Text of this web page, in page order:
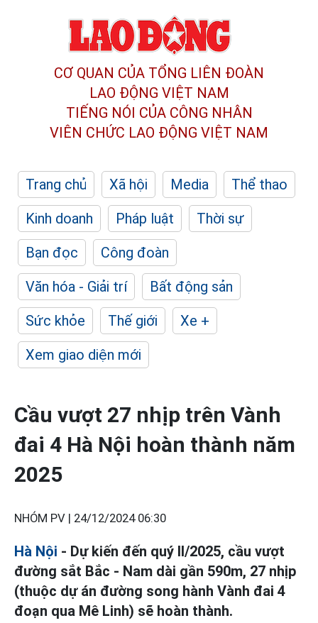
CƠ QUAN CỦA TỔNG LIÊN ĐOÀN
LAO ĐỘNG VIỆT NAM
TIẾNG NÓI CỦA CÔNG NHÂN
VIÊN CHỨC LAO ĐỘNG VIỆT NAM
Trang chủ Xã hội Media
Thể thao
Kinh doanh
Pháp luật
Thời sự
Bạn đọc
Công đoàn
Văn hóa - Giải trí
Bất động sản
Sức khỏe
Thế giới
Xe +
Xem giao diện mới
Cầu vượt 27 nhịp trên Vành
đai 4 Hà Nội hoàn thành năm
2025
NHÓM PV | 24/12/2024 06:30
Hà Nội - Dự kiến đến quý II/2025, cầu vượt
đường sắt Bắc - Nam dài gần 590m, 27 nhịp
(thuộc dự án đường song hành Vành đai 4
đoạn qua Mê Linh) sẽ hoàn thành.